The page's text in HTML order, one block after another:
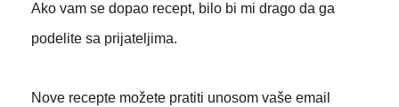
Ako vam se dopao recept, bilo bi mi drago da ga
podelite sa prijateljima.
Nove recepte možete pratiti unosom vaše email